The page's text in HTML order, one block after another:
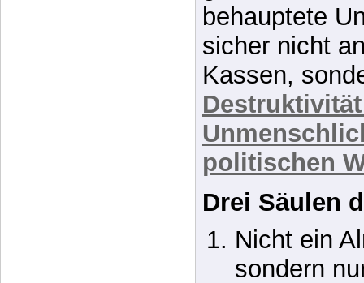
steigenden
gewarnt. Die
behauptete
sicher nicht
Kassen,
Drei Säulen